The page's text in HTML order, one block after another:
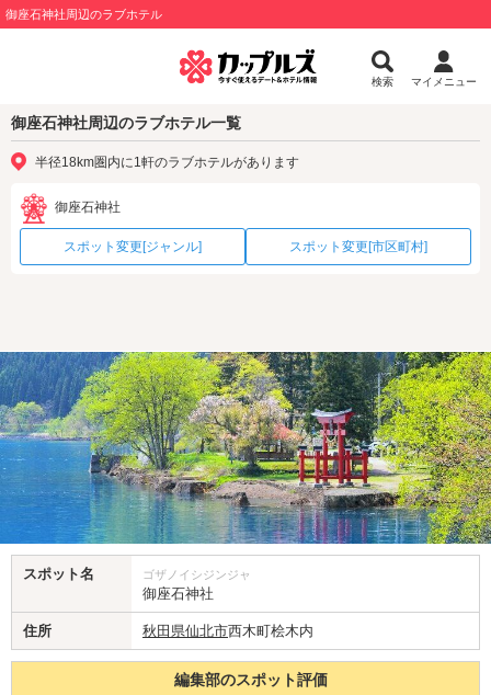
御座石神社周辺のラブホテル
検索 マイメニュー
御座石神社周辺のラブホテル一覧
半径18km圏内に1軒のラブホテルがあります
御座石神社
スポット変更[ジャンル] スポット変更[市区町村]
スポット名 ゴザノイシジンジャ
御座石神社
住所 秋田県仙北市西木町桧木内
編集部のスポット評価